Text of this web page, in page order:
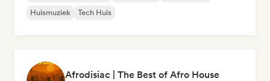
Huismuziek
Tech Huis
Afrodisiac | The Best of Afro House